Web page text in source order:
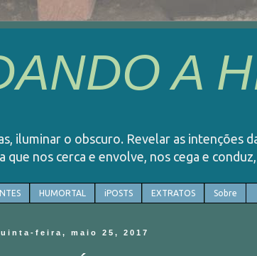
A
iluminar o obscuro. Revelar as intenções
nos cerca e envolve, nos cega e
HUMORTAL iPOSTS EXTRATOS Sobre
feira, maio 25, 2017